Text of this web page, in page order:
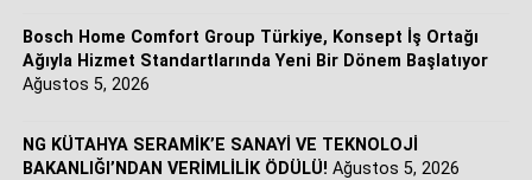
Sürdürülebilir ve yüksek verimli iklimlendirme çözümlerini
Bosch Home Comfort Group Türkiye, Konsept İş Ortağı
Ağıyla Hizmet Standartlarında Yeni Bir Dönem Başlatıyor
Ağustos 5, 2026
NG KÜTAHYA SERAMİK’E SANAYİ VE TEKNOLOJİ
BAKANLIĞI’NDAN VERİMLİLİK ÖDÜLÜ! Ağustos 5, 2026